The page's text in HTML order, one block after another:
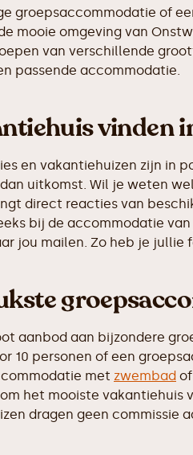
groepsaccommodatie of
mooie omgeving van
van verschillende
passende accommodatie.
en vakantiehuizen zijn in
uitkomst. Wil je weten
direct reacties van
bij de accommodatie
jou mailen. Zo heb je
aanbod aan bijzondere
10 personen of een
met zwembad
om het mooiste vakantiehuis
dragen geen commissie